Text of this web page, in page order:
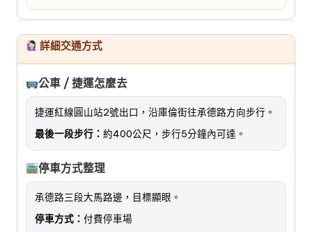
詳細交通方式
公車 / 捷運怎麼去
捷運紅線圓山站2號出口，沿庫倫街往承德路方向步行。
最後一段步行： 約400公尺，步行5分鐘內可達。
停車方式整理
承德路三段大馬路邊，目標顯眼。
停車方式： 付費停車場